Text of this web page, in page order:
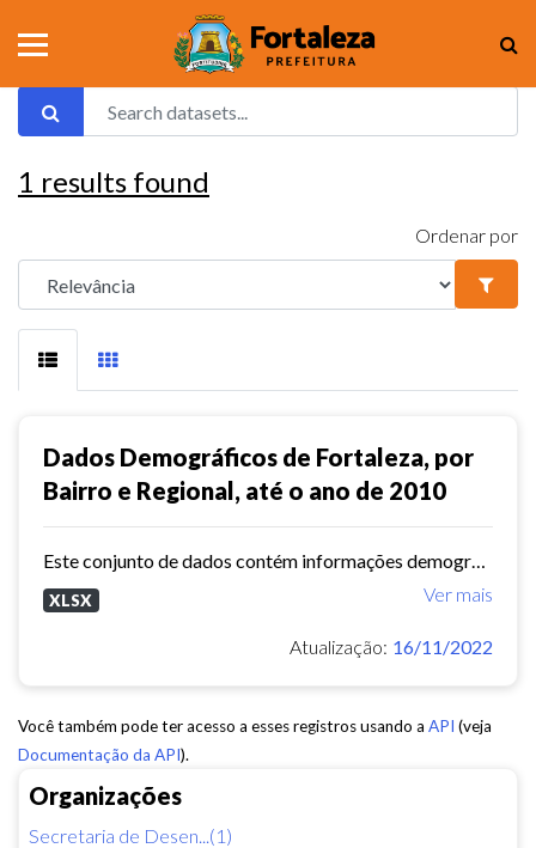
Organizações
Secretaria de Desen...(1)
1 results found
Ordenar por
Dados Demográficos de Fortaleza, por
Bairro e Regional, até o ano de 2010
Ver mais
XLSX
Atualização: 16/11/2022
Você também pode ter acesso a esses registros usando a API (veja
Documentação da API).